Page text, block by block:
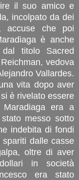
il suo amico e
incolpato da dei
accuse che poi
è anche
titolo Sacred
vedova
Vallardes.
vita dopo aver
è rivelato essere
era a
messo sotto
indebita di fondi
dalle casse
oltre di aver
in società
era stato